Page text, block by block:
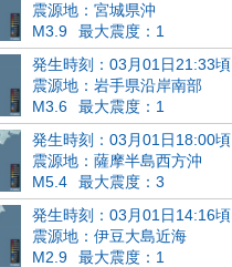
震源地：宮城県沖
M3.9
最大震度：1
発生時刻：03月01日21:33頃
震源地：岩手県沿岸南部
M3.6
最大震度：1
発生時刻：03月01日18:00頃
震源地：薩摩半島西方沖
M5.4
最大震度：3
発生時刻：03月01日14:16頃
震源地：伊豆大島近海
M2.9
最大震度：1